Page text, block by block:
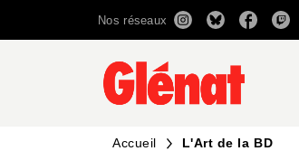
RECHERCHE
Nos réseaux
Accueil L'Art de la BD